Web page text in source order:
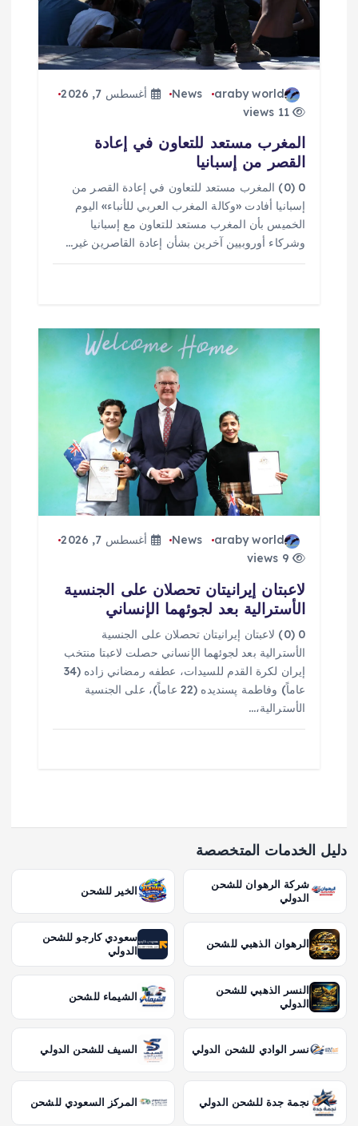
ت
araby world
News
أغسطس 7, 2026
11 views
المغرب مستعد للتعاون في إعادة
القصر من إسبانيا
0 (0) المغرب مستعد للتعاون في إعادة القصر من
إسبانيا أفادت «وكالة المغرب العربي للأنباء» اليوم
الخميس بأن المغرب مستعد للتعاون مع إسبانيا
وشركاء أوروبيين آخرين بشأن إعادة القاصرين غير…
araby world
News
أغسطس 7, 2026
9 views
لاعبتان إيرانيتان تحصلان على الجنسية
الأسترالية بعد لجوئهما الإنساني
0 (0) لاعبتان إيرانيتان تحصلان على الجنسية
الأسترالية بعد لجوئهما الإنساني حصلت لاعبتا منتخب
إيران لكرة القدم للسيدات، عطفه رمضاني زاده (34
عاماً) وفاطمة پسنديده (22 عاماً)، على الجنسية
الأسترالية،…
دليل الخدمات المتخصصة
شركة الرهوان للشحن
الدولي
الخير للشحن
الرهوان الذهبي للشحن
سعودي كارجو للشحن
الدولي
النسر الذهبي للشحن
الدولي
الشيماء للشحن
نسر الوادي للشحن الدولي السيف للشحن الدولي
نجمة جدة للشحن الدولي المركز السعودي للشحن